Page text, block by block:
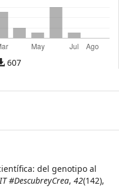
607
del genotipo al
#DescubreyCrea, 42(142),